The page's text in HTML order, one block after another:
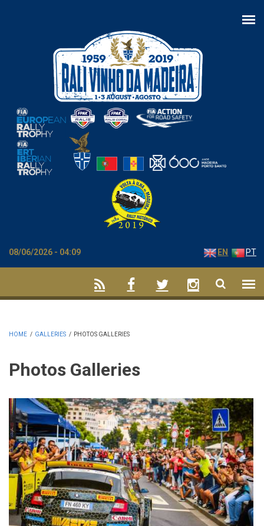
08/06/2026 - 04:09 EN PT
HOME / GALLERIES / PHOTOS GALLERIES
Photos Galleries